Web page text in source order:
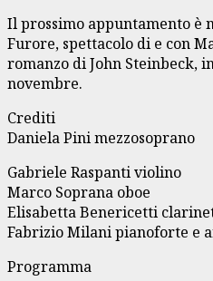
Il prossimo appuntamento è
Furore, spettacolo di e con
romanzo di John Steinbeck,
novembre.
Crediti
Daniela Pini mezzosoprano
Gabriele Raspanti violino
Marco Soprana oboe
Elisabetta Benericetti
Fabrizio Milani pianoforte e
Programma